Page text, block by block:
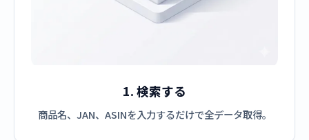
1. 検索する
商品名、JAN、ASINを入力するだけで全データ取得。